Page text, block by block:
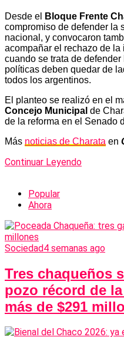
Desde el Bloque Frente
compromiso de defender la
nacional, y convocaron
acompañar el rechazo de
cuando se trata de
políticas deben quedar de
todos los argentinos.
El planteo se realizó en el
Concejo Municipal de
de la reforma en el Senado
Más noticias de Charata en
Continuar Leyendo
Popular
Ahora
Sociedad4 semanas ago
Tres chaqueños
pozo récord de
más de $291